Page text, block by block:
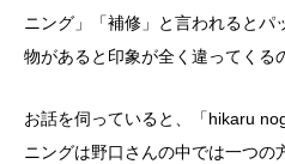
ニング」「補修」と言われるとパ
物があると印象が全く違ってくる
お話を伺っていると、「hikaru
ニングは野口さんの中では一つの